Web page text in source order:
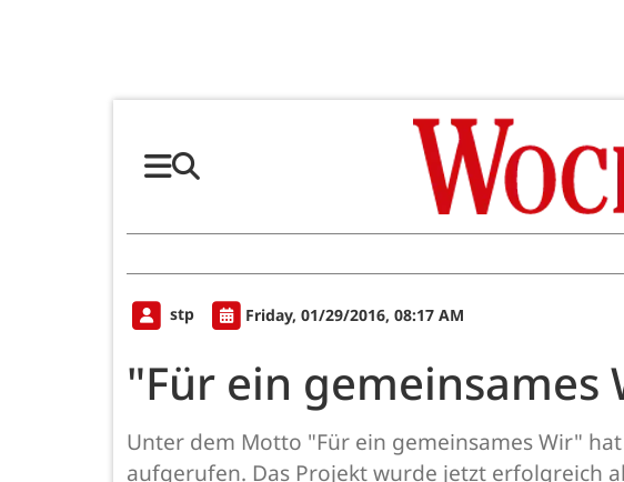
stp Friday, 01/29/2016, 08:17 AM
"Für ein gemeinsames
Unter dem Motto "Für ein gemeinsames Wir"
aufgerufen. Das Projekt wurde jetzt erfolgreich